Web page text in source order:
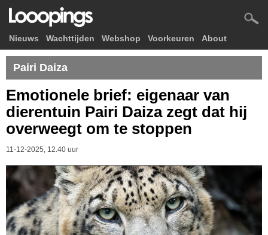
Nieuws Wachttijden Webshop Voorkeuren About
Pairi Daiza
Emotionele brief: eigenaar van
dierentuin Pairi Daiza zegt dat hij
overweegt om te stoppen
11-12-2025, 12.40 uur